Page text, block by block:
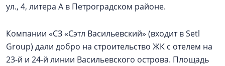
ул., 4, литера А в Петроградском районе.
Компании «СЗ «Сэтл Васильевский» (входит в Setl
Group) дали добро на строительство ЖК с отелем на
23-й и 24-й линии Васильевского острова. Площадь